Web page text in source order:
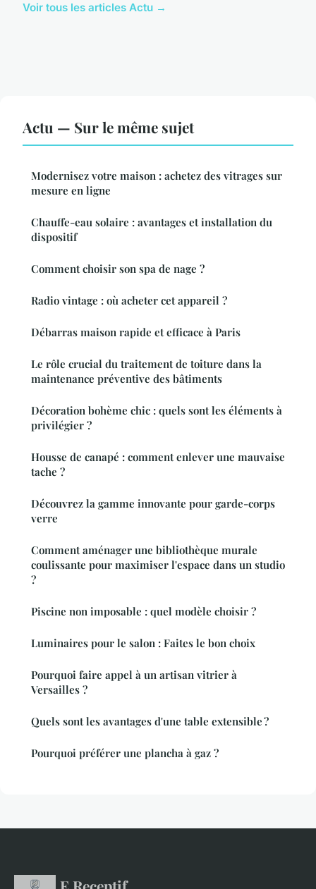
Voir tous les articles Actu →
Actu — Sur le même sujet
Modernisez votre maison : achetez des vitrages sur
mesure en ligne
Chauffe-eau solaire : avantages et installation du
dispositif
Comment choisir son spa de nage ?
Radio vintage : où acheter cet appareil ?
Débarras maison rapide et efficace à Paris
Le rôle crucial du traitement de toiture dans la
maintenance préventive des bâtiments
Décoration bohème chic : quels sont les éléments à
privilégier ?
Housse de canapé : comment enlever une mauvaise
tache ?
Découvrez la gamme innovante pour garde-corps
verre
Comment aménager une bibliothèque murale
coulissante pour maximiser l'espace dans un studio
?
Piscine non imposable : quel modèle choisir ?
Luminaires pour le salon : Faites le bon choix
Pourquoi faire appel à un artisan vitrier à
Versailles ?
Quels sont les avantages d'une table extensible ?
Pourquoi préférer une plancha à gaz ?